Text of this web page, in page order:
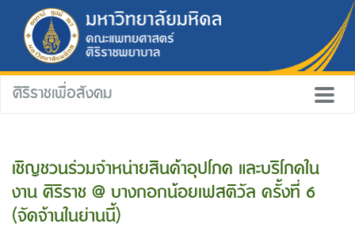
ศิริราชเพื่อสังคม
เชิญชวนร่วมจำหน่ายสินค้าอุปโภค และบริโภคใน
งาน ศิริราช @ บางกอกน้อยเฟสติวัล ครั้งที่ 6
(จัดจ้านในย่านนี้)